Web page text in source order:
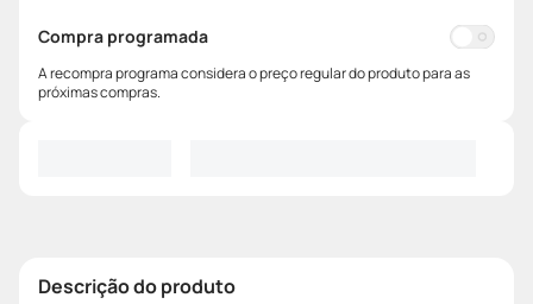
Compra programada
A recompra programa considera o preço regular do produto para as
próximas compras.
Descrição do produto